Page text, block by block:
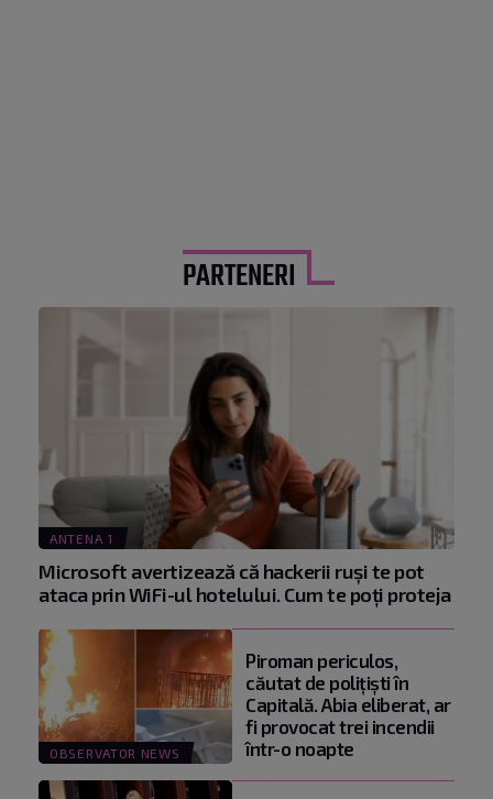
PARTENERI
ANTENA 1
Microsoft avertizează că hackerii ruși te pot
ataca prin WiFi-ul hotelului. Cum te poți proteja
OBSERVATOR NEWS
Piroman periculos,
căutat de poliţişti în
Capitală. Abia eliberat, ar
fi provocat trei incendii
într-o noapte